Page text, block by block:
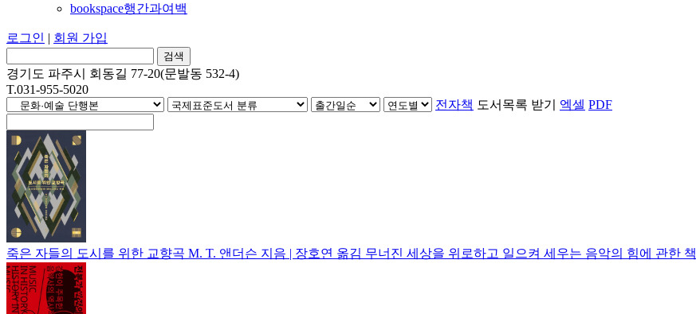
bookspace행간과여백
로그인 | 회원 가입
경기도 파주시 회동길 77-20(문발동 532-4)
T.031-955-5020
전자책 도서목록 받기 엑셀 PDF
죽은 자들의 도시를 위한 교향곡 M. T. 앤더슨 지음 | 장호연 옮김 무너진 세상을 위로하고 일으켜 세우는 음악의 힘에 관한 책